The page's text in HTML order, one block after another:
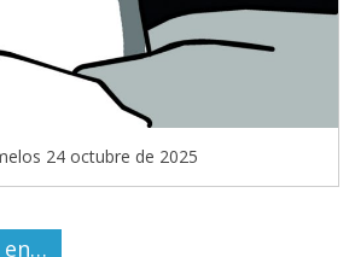
24 octubre de 2025